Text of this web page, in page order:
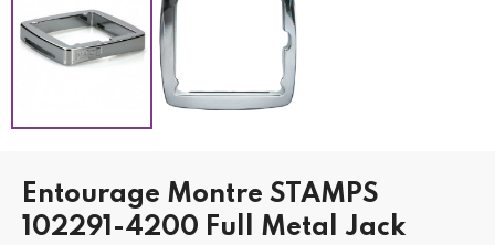
Entourage Montre STAMPS
102291-4200 Full Metal Jack